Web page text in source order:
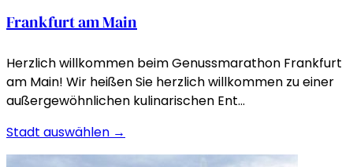
Frankfurt am Main
Herzlich willkommen beim Genussmarathon Frankfurt
am Main! Wir heißen Sie herzlich willkommen zu einer
außergewöhnlichen kulinarischen Ent…
Stadt auswählen →